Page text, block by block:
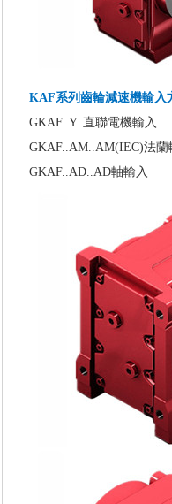
KAF系列齒輪減速機輸入
GKAF..Y..直聯電機輸入
GKAF..AM..AM(IEC)法蘭
GKAF..AD..AD軸輸入